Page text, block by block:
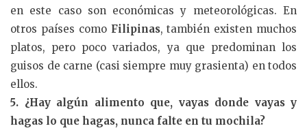
en este caso son económicas y meteorológicas. En
otros países como Filipinas, también existen muchos
platos, pero poco variados, ya que predominan los
guisos de carne (casi siempre muy grasienta) en todos
ellos.
5. ¿Hay algún alimento que, vayas donde vayas y
hagas lo que hagas, nunca falte en tu mochila?